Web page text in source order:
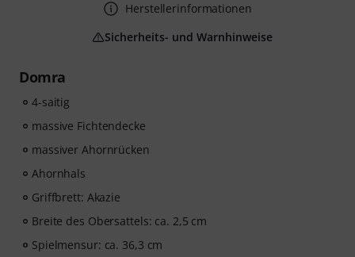
Domra
4-saitig
massive Fichtendecke
massiver Ahornrücken
Ahornhals
Griffbrett: Akazie
Breite des Obersattels: ca. 2,5 cm
Spielmensur: ca. 36,3 cm
Herstellerinformationen
Sicherheits- und Warnhinweise